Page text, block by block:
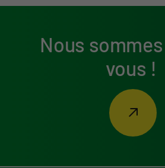
Nous
vous !